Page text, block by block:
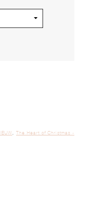
The Heart of Christmas -